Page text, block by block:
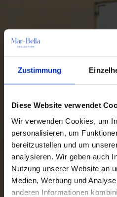
Zustimmung
Diese Website verwendet
Wir verwenden Cookies, um
personalisieren, um
bereitzustellen und um
analysieren. Wir geben auch
Nutzung unserer Website an
Medien, Werbung und
anderen Informationen